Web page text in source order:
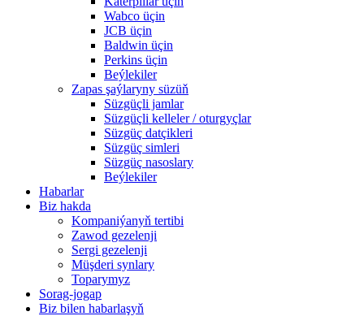
Wabco üçin
JCB üçin
Baldwin üçin
Perkins üçin
Beýlekiler
Zapas şaýlaryny süzüň
Süzgüçli jamlar
Süzgüçli kelleler / oturgyçlar
Süzgüç datçikleri
Süzgüç simleri
Süzgüç nasoslary
Beýlekiler
Habarlar
Biz hakda
Kompaniýanyň tertibi
Zawod gezelenji
Sergi gezelenji
Müşderi synlary
Toparymyz
Sorag-jogap
Biz bilen habarlaşyň